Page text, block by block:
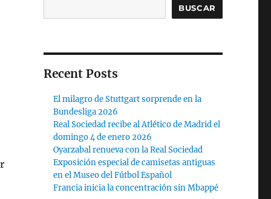
BUSCAR
Recent Posts
El milagro de Stuttgart sorprende en la
Bundesliga 2026
Real Sociedad recibe al Atlético de Madrid el
domingo 4 de enero 2026
Oyarzabal renueva con la Real Sociedad
Exposición especial de camisetas antiguas
en el Museo del Fútbol Español
Francia inicia la concentración sin Mbappé